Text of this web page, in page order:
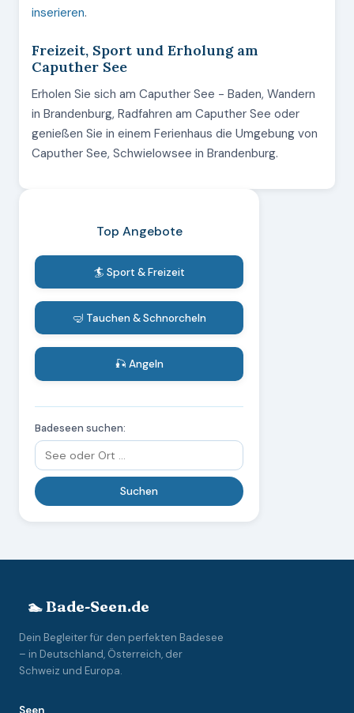
inserieren.
Freizeit, Sport und Erholung am
Caputher See
Erholen Sie sich am Caputher See - Baden, Wandern
in Brandenburg, Radfahren am Caputher See oder
genießen Sie in einem Ferienhaus die Umgebung von
Caputher See, Schwielowsee in Brandenburg.
Top Angebote
🏄 Sport & Freizeit
🤿 Tauchen & Schnorcheln
🎣 Angeln
Badeseen suchen:
🏊 Bade-Seen.de
Dein Begleiter für den perfekten Badesee
– in Deutschland, Österreich, der
Schweiz und Europa.